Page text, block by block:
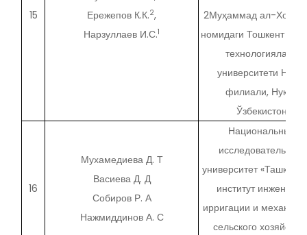
15
Ережепов К.К.2,
Нарзуллаев И.С.1
2Муҳаммад ал-
номидаги Тошкент
технологиялари
университети Нукус
филиали, Нукус,
Ўзбекистон
16
Мухамедиева Д. Т
Васиева Д. Д
Собиров Р. А
Нажмиддинов А. С
Национальный
исследовательский
университет
институт инженеров
ирригации и
сельского